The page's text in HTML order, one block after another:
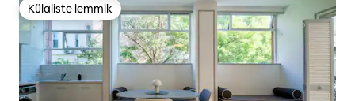
Külaliste lemmik
Külaliste lemmik